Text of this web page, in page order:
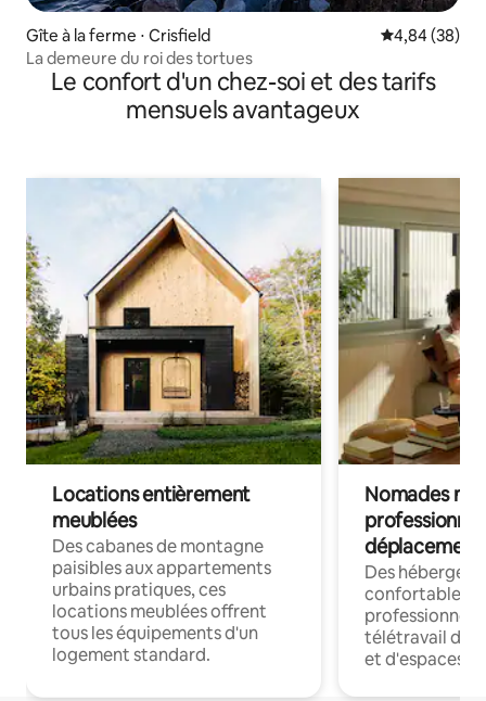
Gîte à la ferme ⋅ Crisfield Évaluation
4,84 (38)
La demeure du roi des tortues
Le confort d'un chez-soi et des tarifs
mensuels avantageux
Locations entièrement
meublées
Des cabanes de montagne
paisibles aux appartements
urbains pratiques, ces
locations meublées offrent
tous les équipements d'un
logement standard.
Nomades
déplacement
Des
confortables
professionnels
télétravail
et d'espaces